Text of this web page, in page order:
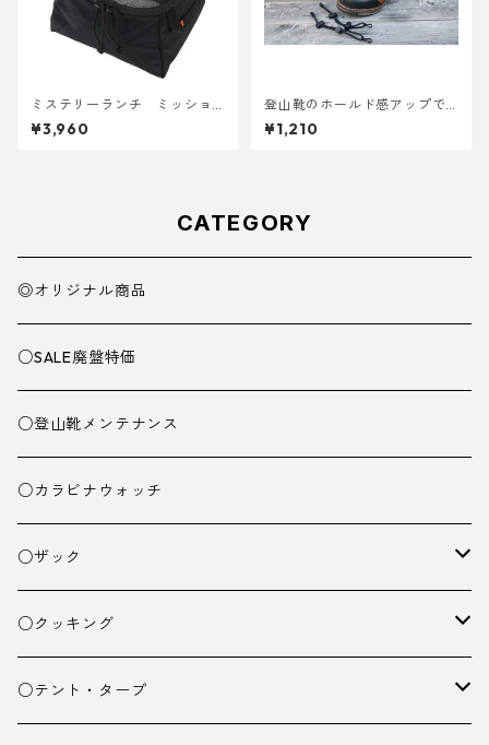
ミステリーランチ ミッショ
ンパッキングキューブ S ブラ
ック
¥3,960
登山靴のホールド感アップで
快適登山 アンクルフィット Ve
r.3 (ペア)
¥1,210
CATEGORY
◎オリジナル商品
○SALE廃盤特価
○登山靴メンテナンス
○カラビナウォッチ
○ザック
ザック
スタッフバッグ
○クッキング
クッカー
○テント・タープ